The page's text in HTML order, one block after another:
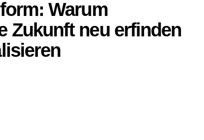
Warum
Zukunft neu erfinden